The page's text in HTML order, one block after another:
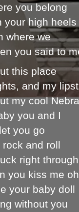
you belong
your high heels
where we
you said to
this place
and my
my cool
you and I
you go
rock and roll
right
you kiss me oh
your baby doll
without you